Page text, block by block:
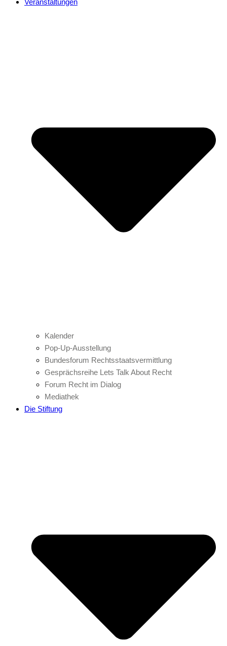
Veranstaltungen
Kalender
Pop-Up-Ausstellung
Bundesforum Rechtsstaatsvermittlung
Gesprächsreihe Lets Talk About Recht
Forum Recht im Dialog
Mediathek
Die Stiftung